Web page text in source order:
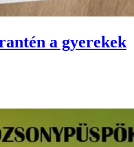
a gyerekek